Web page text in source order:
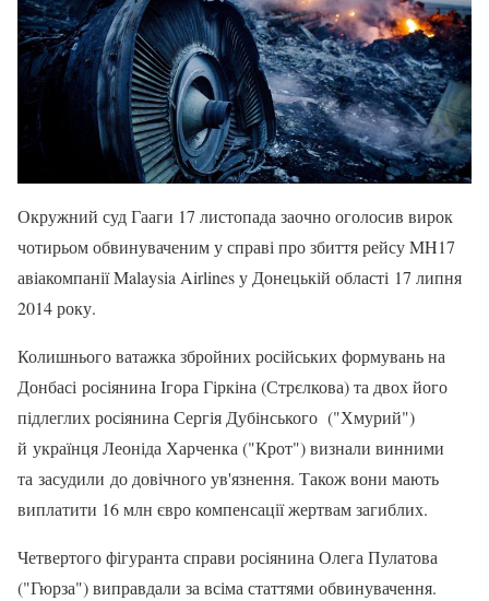
Окружний суд Гааги 17 листопада заочно оголосив вирок
чотирьом обвинуваченим у справі про збиття рейсу MH17
авіакомпанії Malaysia Airlines у Донецькій області 17 липня
2014 року.
Колишнього ватажка збройних російських формувань на
Донбасі росіянина Ігора Гіркіна (Стрєлкова) та двох його
підлеглих росіянина Сергія Дубінського ("Хмурий")
й українця Леоніда Харченка ("Крот") визнали винними
та засудили до довічного ув'язнення. Також вони мають
виплатити 16 млн євро компенсації жертвам загиблих.
Четвертого фігуранта справи росіянина Олега Пулатова
("Гюрза") виправдали за всіма статтями обвинувачення.